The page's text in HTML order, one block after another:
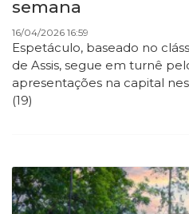
semana
16/04/2026 16:59
Espetáculo, baseado no
de Assis, segue em turnê
apresentações na capital
(19)